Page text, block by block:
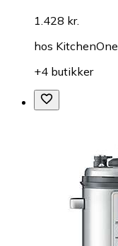
1.428 kr.
hos KitchenOne
+4 butikker